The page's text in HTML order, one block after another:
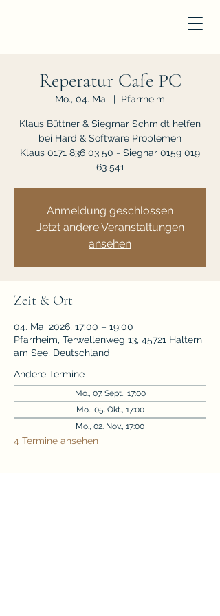
Reperatur Cafe PC
Mo., 04. Mai
  |
Pfarrheim
Klaus Büttner & Siegmar Schmidt helfen
bei Hard & Software Problemen
Klaus 0171 836 03 50 - Siegnar 0159 019
63 541
Anmeldung geschlossen
Jetzt andere Veranstaltungen
ansehen
Zeit & Ort
04. Mai 2026, 17:00 – 19:00
Pfarrheim, Terwellenweg 13, 45721 Haltern
am See, Deutschland
Andere Termine
Mo., 07. Sept., 17:00
Mo., 05. Okt., 17:00
Mo., 02. Nov., 17:00
4 Termine ansehen